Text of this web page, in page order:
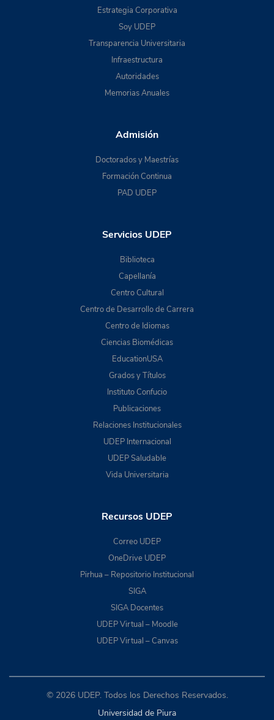
Estrategia Corporativa
Soy UDEP
Transparencia Universitaria
Infraestructura
Autoridades
Memorias Anuales
Admisión
Doctorados y Maestrías
Formación Continua
PAD UDEP
Servicios UDEP
Biblioteca
Capellanía
Centro Cultural
Centro de Desarrollo de Carrera
Centro de Idiomas
Ciencias Biomédicas
EducationUSA
Grados y Títulos
Instituto Confucio
Publicaciones
Relaciones Institucionales
UDEP Internacional
UDEP Saludable
Vida Universitaria
Recursos UDEP
Correo UDEP
OneDrive UDEP
Pirhua – Repositorio Institucional
SIGA
SIGA Docentes
UDEP Virtual – Moodle
UDEP Virtual – Canvas
© 2026 UDEP. Todos los Derechos Reservados.
Universidad de Piura